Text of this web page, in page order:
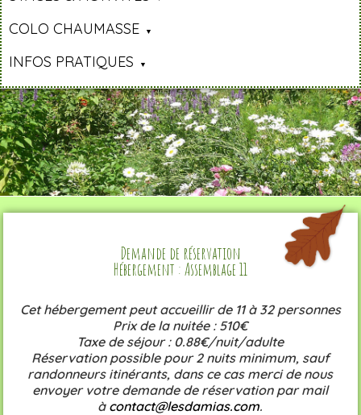
COLO CHAUMASSE
INFOS PRATIQUES
Demande de réservation
Hébergement : Assemblage 11
Cet hébergement peut accueillir de 11 à 32 personnes
Prix de la nuitée : 510€
Taxe de séjour : 0.88€/nuit/adulte
Réservation possible pour 2 nuits minimum, sauf
randonneurs itinérants, dans ce cas merci de nous
envoyer votre demande de réservation par mail
à contact@lesdamias.com.